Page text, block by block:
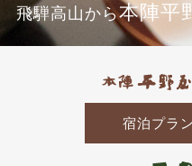
飛騨高山から本陣平
宿泊プラ